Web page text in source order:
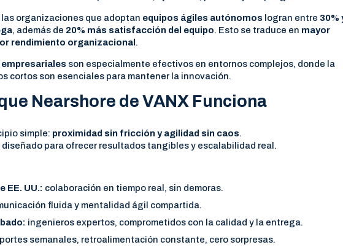
las organizaciones que adoptan equipos ágiles autónomos logran entre 30%
, además de 20% más satisfacción del equipo. Esto se traduce en mayor
rendimiento organizacional .
son especialmente efectivos en entornos complejos, donde la
cortos son esenciales para mantener la innovación.
Nearshore de VANX Funciona
simple: proximidad sin fricción y agilidad sin caos.
diseñado para ofrecer resultados tangibles y escalabilidad real.
EE. UU.: colaboración en tiempo real, sin demoras.
fluida y mentalidad ágil compartida.
ingenieros expertos, comprometidos con la calidad y la entrega.
semanales, retroalimentación constante, cero sorpresas.